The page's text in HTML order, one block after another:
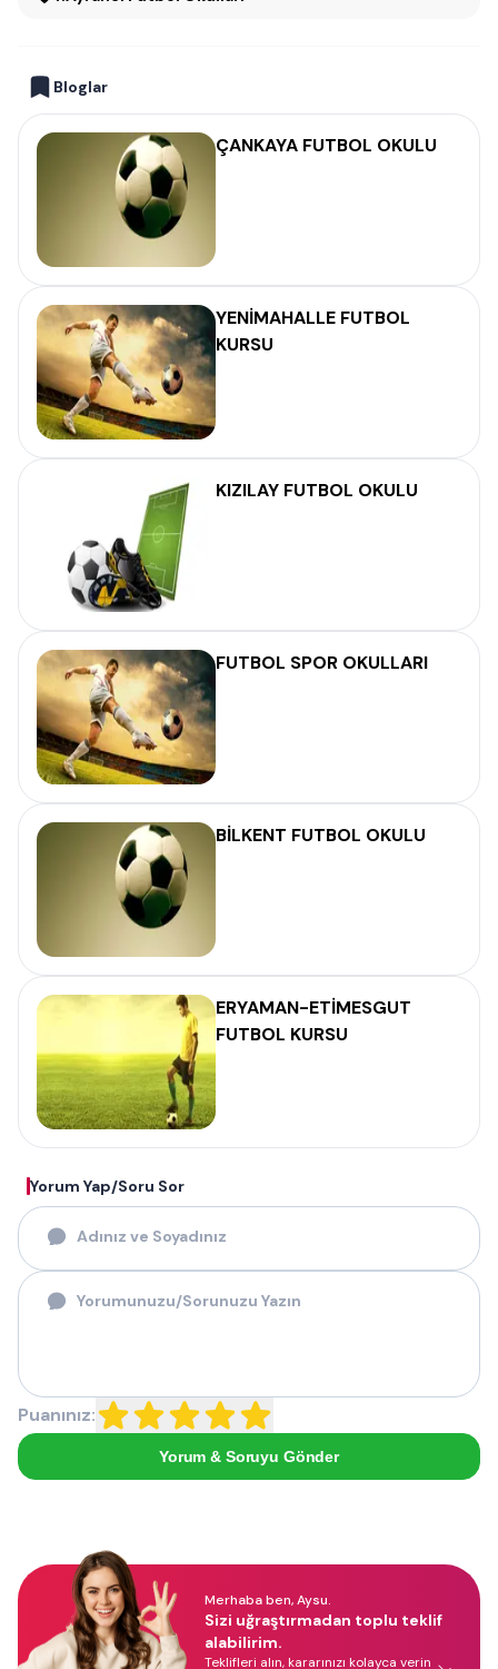
Bloglar
ÇANKAYA FUTBOL OKULU
YENİMAHALLE FUTBOL
KURSU
KIZILAY FUTBOL OKULU
FUTBOL SPOR OKULLARI
BİLKENT FUTBOL OKULU
ERYAMAN-ETİMESGUT
FUTBOL KURSU
Yorum Yap/Soru Sor
Puanınız:
Yorum & Soruyu Gönder
Merhaba ben, Aysu.
Sizi uğraştırmadan toplu teklif
alabilirim.
Teklifleri alın, kararınızı kolayca verin